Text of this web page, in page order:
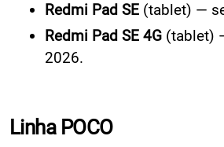
Redmi Pad SE (tablet) —
Redmi Pad SE 4G (tablet)
2026.
Linha POCO